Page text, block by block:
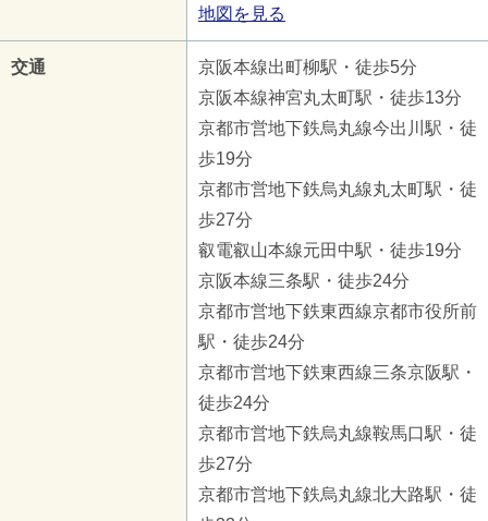
地図を見る
交通
京阪本線出町柳駅・徒歩5分
京阪本線神宮丸太町駅・徒歩13分
京都市営地下鉄烏丸線今出川駅・徒
歩19分
京都市営地下鉄烏丸線丸太町駅・徒
歩27分
叡電叡山本線元田中駅・徒歩19分
京阪本線三条駅・徒歩24分
京都市営地下鉄東西線京都市役所前
駅・徒歩24分
京都市営地下鉄東西線三条京阪駅・
徒歩24分
京都市営地下鉄烏丸線鞍馬口駅・徒
歩27分
京都市営地下鉄烏丸線北大路駅・徒